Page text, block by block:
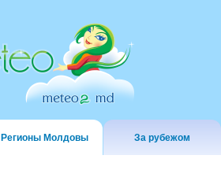
Регионы Молдовы За рубежом